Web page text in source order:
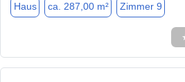
Haus ca. 287,00 m² Zimmer 9